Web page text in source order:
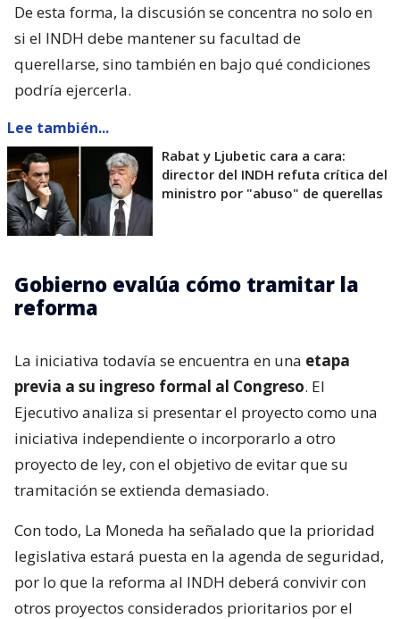
De esta forma, la discusión se concentra no solo en
si el INDH debe mantener su facultad de
querellarse, sino también en bajo qué condiciones
podría ejercerla.
Lee también...
Rabat y Ljubetic cara a cara:
director del INDH refuta crítica del
ministro por "abuso" de querellas
Gobierno evalúa cómo tramitar la
reforma
La iniciativa todavía se encuentra en una etapa
previa a su ingreso formal al Congreso. El
Ejecutivo analiza si presentar el proyecto como una
iniciativa independiente o incorporarlo a otro
proyecto de ley, con el objetivo de evitar que su
tramitación se extienda demasiado.
Con todo, La Moneda ha señalado que la prioridad
legislativa estará puesta en la agenda de seguridad,
por lo que la reforma al INDH deberá convivir con
otros proyectos considerados prioritarios por el